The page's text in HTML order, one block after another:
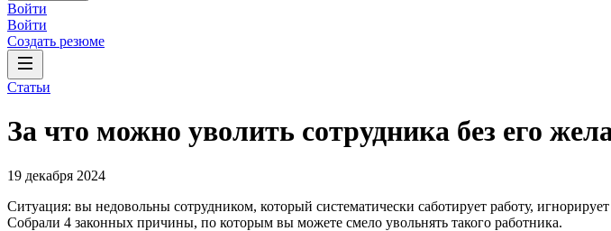
Войти
Войти
Создать резюме
Статьи
За что можно уволить сотрудника без его
19 декабря 2024
Ситуация: вы недовольны сотрудником, который систематически саботирует работу,
Собрали 4 законных причины, по которым вы можете смело увольнять такого работника.